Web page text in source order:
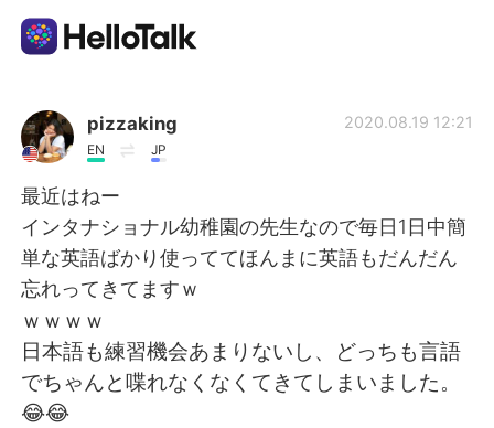
Language Exchange App
AI Grammar Checker
English
Español العربية
pizzaking
EN JP
2020.08.19 12:21
最近はねー
インタナショナル幼稚園の先生なので毎日1日中簡
単な英語ばかり使っててほんまに英語もだんだん
忘れってきてますｗ
ｗｗｗｗ
日本語も練習機会あまりないし、どっちも言語
でちゃんと喋れなくなくてきてしまいました。
😂😂